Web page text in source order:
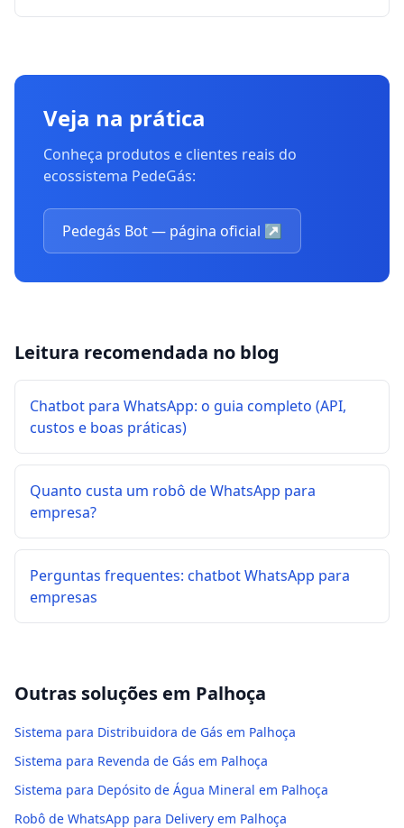
Veja na prática
Conheça produtos e clientes reais do
ecossistema PedeGás:
Pedegás Bot — página oficial ↗
Leitura recomendada no blog
Chatbot para WhatsApp: o guia completo (API,
custos e boas práticas)
Quanto custa um robô de WhatsApp para
empresa?
Perguntas frequentes: chatbot WhatsApp para
empresas
Outras soluções em Palhoça
Sistema para Distribuidora de Gás em Palhoça
Sistema para Revenda de Gás em Palhoça
Sistema para Depósito de Água Mineral em Palhoça
Robô de WhatsApp para Delivery em Palhoça